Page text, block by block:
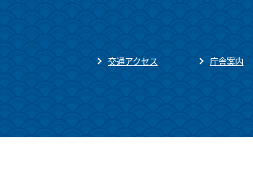
交通アクセス 庁舎案内